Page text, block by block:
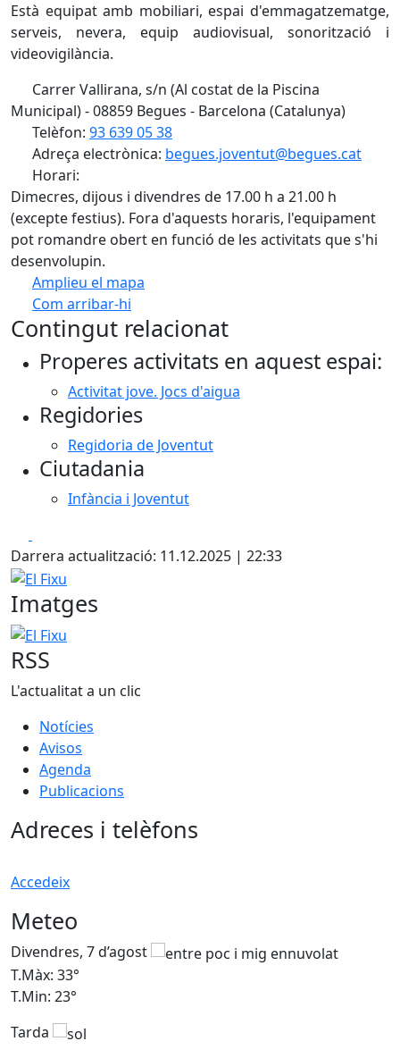
Està equipat amb mobiliari, espai d'emmagatzematge,
serveis, nevera, equip audiovisual, sonorització i
videovigilància.
Carrer Vallirana, s/n (Al costat de la Piscina
Municipal) - 08859 Begues - Barcelona (Catalunya)
Telèfon: 93 639 05 38
Adreça electrònica: begues.joventut@begues.cat
Horari:
Dimecres, dijous i divendres de 17.00 h a 21.00 h
(excepte festius). Fora d'aquests horaris, l'equipament
pot romandre obert en funció de les activitats que s'hi
desenvolupin.
Amplieu el mapa
Com arribar-hi
+
Contingut relacionat
Properes activitats en aquest espai:
Activitat jove. Jocs d'aigua
Regidories
Regidoria de Joventut
Ciutadania
Infància i Joventut
Darrera actualització: 11.12.2025 | 22:33
El Fixu
Imatges
El Fixu
RSS
L'actualitat a un clic
Notícies
Avisos
Agenda
Publicacions
Adreces i telèfons
Accedeix
Meteo
Divendres, 7 d’agost
T.Màx: 33°
T.Min: 23°
Tarda